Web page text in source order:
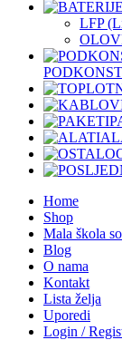
LFP
Home
Shop
Mala škola
Blog
O nama
Kontakt
Lista želja
Uporedi
Login /